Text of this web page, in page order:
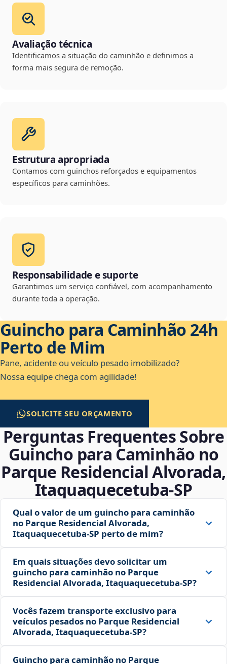
Avaliação técnica
Identificamos a situação do caminhão e definimos a
forma mais segura de remoção.
Estrutura apropriada
Contamos com guinchos reforçados e equipamentos
específicos para caminhões.
Responsabilidade e suporte
Garantimos um serviço confiável, com acompanhamento
durante toda a operação.
Guincho para Caminhão 24h
Perto de Mim
Pane, acidente ou veículo pesado imobilizado?
Nossa equipe chega com agilidade!
SOLICITE SEU ORÇAMENTO
Perguntas Frequentes Sobre
Guincho para Caminhão no
Parque Residencial Alvorada,
Itaquaquecetuba‑SP
Qual o valor de um guincho para caminhão
no Parque Residencial Alvorada,
Itaquaquecetuba‑SP perto de mim?
Em quais situações devo solicitar um
guincho para caminhão no Parque
Residencial Alvorada, Itaquaquecetuba‑SP?
Vocês fazem transporte exclusivo para
veículos pesados no Parque Residencial
Alvorada, Itaquaquecetuba‑SP?
Guincho para caminhão no Parque